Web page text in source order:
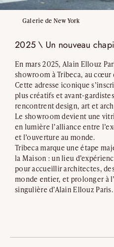
Galerie de New York
2025 \ Un nouveau
En mars 2025, Alain Ellouz
showroom à Tribeca, au cœur
Cette adresse iconique
plus créatifs et avant-
rencontrent design, art et
Le showroom devient une
en lumière l’alliance entre
et l’ouverture au monde.
Tribeca marque une étape
la Maison : un lieu
pour accueillir architectes,
monde entier, et prolonger à
singulière d’Alain Ellouz Paris.